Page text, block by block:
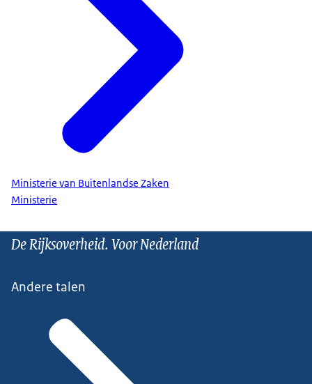
Ministerie van Buitenlandse Zaken
Ministerie
De Rijksoverheid. Voor Nederland
Andere talen